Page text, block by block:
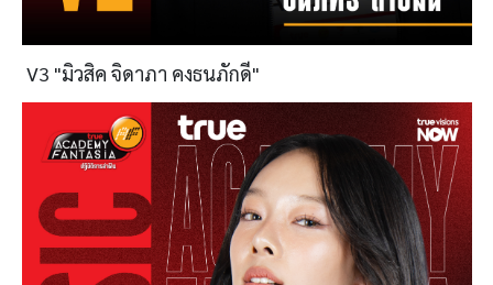
V3 "มิวสิค จิดาภา คงธนภักดี"